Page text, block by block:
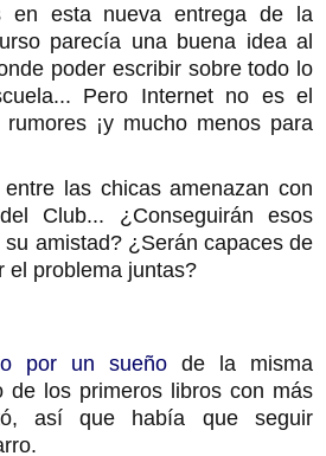
en esta nueva entrega de la
parecía una buena idea al
poder escribir sobre todo lo
Pero Internet no es el
¡y mucho menos para
las chicas amenazan con
Club... ¿Conseguirán esos
amistad? ¿Serán capaces de
el problema juntas?
por un sueño de la misma
de los primeros libros con más
así que había que seguir